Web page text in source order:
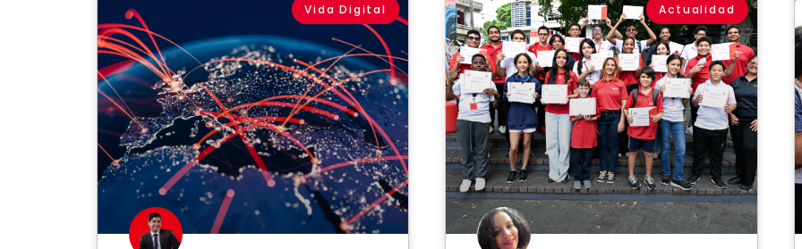
Vida Digital Actualidad